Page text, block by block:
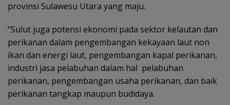
provinsi Sulawesu Utara yang maju.
“Sulut juga potensi ekonomi pada sektor kelautan dan
perikanan dalam pengembangan kekayaan laut non
ikan dan energi laut, pengembangan kapal perikanan,
industri jasa pelabuhan dalam hal pelabuhan
perikanan, pengembangan usaha perikanan, dan baik
perikanan tangkap maupun budidaya.